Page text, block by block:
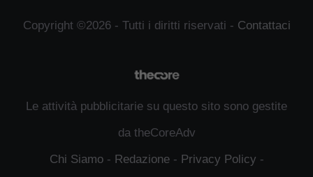
Copyright ©2026 - Tutti i diritti riservati - Contattaci
Le attività pubblicitarie su questo sito sono gestite
da theCoreAdv
Chi Siamo- Redazione- Privacy Policy -